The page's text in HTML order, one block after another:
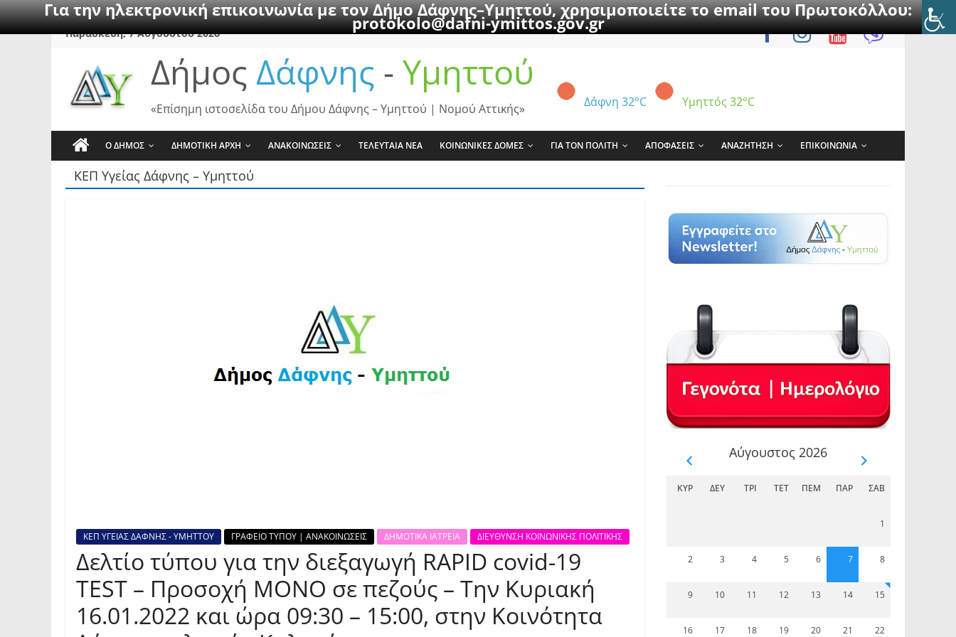
Για την ηλεκτρονική επικοινωνία με τον Δήμο Δάφνης–Υμηττού, χρησιμοποιείτε το email του Πρωτοκόλλου:
protokolo@dafni-ymittos.gov.gr
SkipΠαρασκευή, 7 Αυγούστου 2026
Δήμος Δάφνης - Υμηττού
Δάφνη 32°C Υμηττός 32°C
«Επίσημη ιστοσελίδα του Δήμου Δάφνης – Υμηττού | Νομού Αττικής»
Ο ΔΗΜΟΣ ΔΗΜΟΤΙΚΗ ΑΡΧΗ ΑΝΑΚΟΙΝΩΣΕΙΣ ΤΕΛΕΥΤΑΙΑ ΝΕΑ ΚΟΙΝΩΝΙΚΕΣ ΔΟΜΕΣ ΓΙΑ ΤΟΝ ΠΟΛΙΤΗ ΑΠΟΦΑΣΕΙΣ ΑΝΑΖΗΤΗΣΗ ΕΠΙΚΟΙΝΩΝΙΑ
ΚΕΠ Υγείας Δάφνης – Υμηττού
ΚΕΠ ΥΓΕΙΑΣ ΔΑΦΝΗΣ - ΥΜΗΤΤΟΥ ΓΡΑΦΕΙΟ ΤΥΠΟΥ | ΑΝΑΚΟΙΝΩΣΕΙΣ ΔΗΜΟΤΙΚΑ ΙΑΤΡΕΙΑ ΔΙΕΥΘΥΝΣΗ ΚΟΙΝΩΝΙΚΗΣ ΠΟΛΙΤΙΚΗΣ
Δελτίο τύπου για την διεξαγωγή RAPID covid-19
TEST – Προσοχή ΜΟΝΟ σε πεζούς – Την Κυριακή
16.01.2022 και ώρα 09:30 – 15:00, στην Kοινότητα
Αύγουστος 2026
ΚΥΡ ΔΕΥ ΤΡΊ ΤΕΤ ΠΈΜ ΠΑΡ ΣΆΒ
1
2 3 4 5 6 7 8
9 10 11 12 13 14 15
16 17 18 19 20 21 22